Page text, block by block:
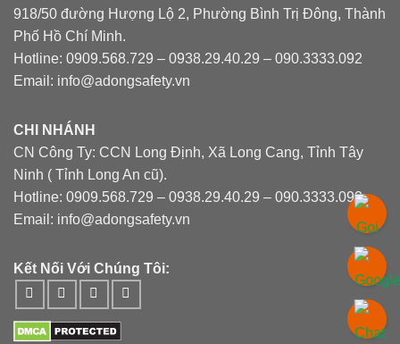
918/50 đường Hượng Lộ 2, Phường Bình Trị Đông, Thành
Phố Hồ Chí Minh.
Hotline: 0909.568.729 – 0938.29.40.29 – 090.3333.092
Email: info@adongsafety.vn
CHI NHÁNH
CN Công Ty: CCN Long Định, Xã Long Cang, Tỉnh Tây
Ninh ( Tỉnh Long An cũ).
Hotline: 0909.568.729 – 0938.29.40.29 – 090.3333.092
Email: info@adongsafety.vn
Kết Nối Với Chúng Tôi: